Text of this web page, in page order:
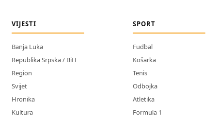
VIJESTI
Banja Luka
Republika Srpska / BiH
Region
Svijet
Hronika
Kultura
SPORT
Fudbal
Košarka
Tenis
Odbojka
Atletika
Formula 1